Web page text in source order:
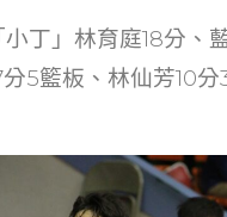
丁」林育庭18分、
5籃板、林仙芳10分